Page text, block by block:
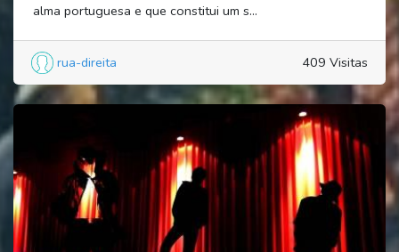
alma portuguesa e que constitui um s...
rua-direita 409 Visitas